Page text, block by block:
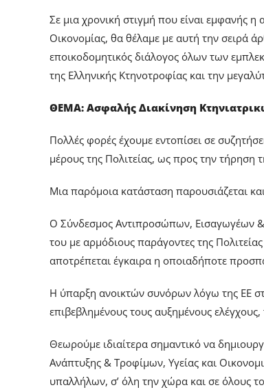
Σε μια χρονική στιγμή που είναι εμφανής
Οικονομίας, θα θέλαμε με αυτή την σειρά
εποικοδομητικός διάλογος όλων των
της Ελληνικής Κτηνοτροφίας και την
ΘΕΜΑ: Ασφαλής Διακίνηση
Πολλές φορές έχουμε εντοπίσει σε
μέρους της Πολιτείας, ως προς την τήρηση
Μια παρόμοια κατάσταση παρουσιάζεται
Ο Σύνδεσμος Αντιπροσώπων, Εισαγωγέων &
του με αρμόδιους παράγοντες της
αποτρέπεται έγκαιρα η οποιαδήποτε
Η ύπαρξη ανοικτών συνόρων λόγω της ΕΕ
επιβεβλημένους τους αυξημένους
Θεωρούμε ιδιαίτερα σημαντικό να
Ανάπτυξης & Tροφίμων, Υγείας και
υπαλλήλων, σ’ όλη την χώρα και σε όλους